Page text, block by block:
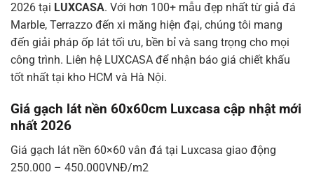
2026 tại LUXCASA. Với hơn 100+ mẫu đẹp nhất từ giả đá
Marble, Terrazzo đến xi măng hiện đại, chúng tôi mang
đến giải pháp ốp lát tối ưu, bền bỉ và sang trọng cho mọi
công trình. Liên hệ LUXCASA để nhận báo giá chiết khấu
tốt nhất tại kho HCM và Hà Nội.
Giá gạch lát nền 60x60cm Luxcasa cập nhật mới
nhất 2026
Giá gạch lát nền 60×60 vân đá tại Luxcasa giao động
250.000 – 450.000VNĐ/m2